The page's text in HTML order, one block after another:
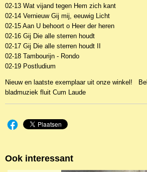
02-13 Wat vijand tegen Hem zich kant
02-14 Vernieuw Gij mij, eeuwig Licht
02-15 Aan U behoort o Heer der heren
02-16 Gij Die alle sterren houdt
02-17 Gij Die alle sterren houdt II
02-18 Tambourijn - Rondo
02-19 Postludium
Nieuw en laatste exemplaar uit onze winkel!
bladmuziek fluit Cum Laude
Ook interessant